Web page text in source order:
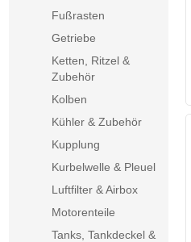
Fußrasten
Getriebe
Ketten, Ritzel &
Zubehör
Kolben
Kühler & Zubehör
Kupplung
Kurbelwelle & Pleuel
Luftfilter & Airbox
Motorenteile
Tanks, Tankdeckel &